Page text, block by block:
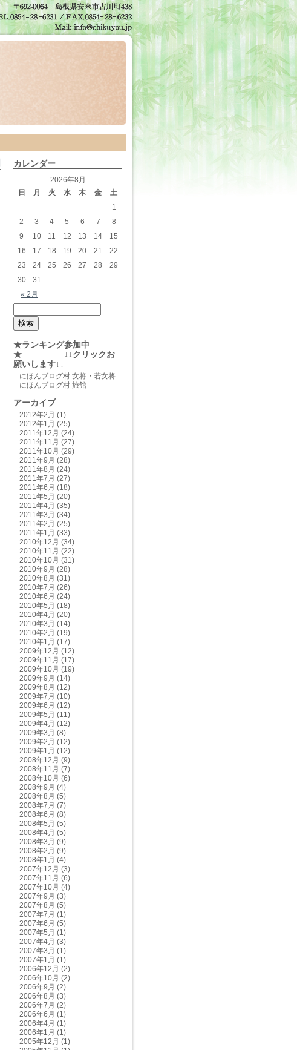
カレンダー
2026年8月
日
月 火 水 木 金 土
« 2月
1
2
3 4 5 6 7
8
9
10 11 12 13 14
15
16
17 18 19 20 21
22
23
24 25 26 27 28
29
30
31
★ランキング参加中
★ ↓↓クリックお
願いします↓↓
にほんブログ村 女将・若女将
にほんブログ村 旅館
アーカイブ
2012年2月 (1)
2012年1月 (25)
2011年12月 (24)
2011年11月 (27)
2011年10月 (29)
2011年9月 (28)
2011年8月 (24)
2011年7月 (27)
2011年6月 (18)
2011年5月 (20)
2011年4月 (35)
2011年3月 (34)
2011年2月 (25)
2011年1月 (33)
2010年12月 (34)
2010年11月 (22)
2010年10月 (31)
2010年9月 (28)
2010年8月 (31)
2010年7月 (26)
2010年6月 (24)
2010年5月 (18)
2010年4月 (20)
2010年3月 (14)
2010年2月 (19)
2010年1月 (17)
2009年12月 (12)
2009年11月 (17)
2009年10月 (19)
2009年9月 (14)
2009年8月 (12)
2009年7月 (10)
2009年6月 (12)
2009年5月 (11)
2009年4月 (12)
2009年3月 (8)
2009年2月 (12)
2009年1月 (12)
2008年12月 (9)
2008年11月 (7)
2008年10月 (6)
2008年9月 (4)
2008年8月 (5)
2008年7月 (7)
2008年6月 (8)
2008年5月 (5)
2008年4月 (5)
2008年3月 (9)
2008年2月 (9)
2008年1月 (4)
2007年12月 (3)
2007年11月 (6)
2007年10月 (4)
2007年9月 (3)
2007年8月 (5)
2007年7月 (1)
2007年6月 (5)
2007年5月 (1)
2007年4月 (3)
2007年3月 (1)
2007年1月 (1)
2006年12月 (2)
2006年10月 (2)
2006年9月 (2)
2006年8月 (3)
2006年7月 (2)
2006年6月 (1)
2006年4月 (1)
2006年1月 (1)
2005年12月 (1)